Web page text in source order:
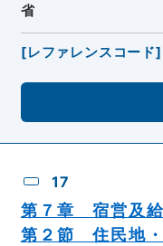
省
[レファレンスコード]
17
第７章 宿営及
第２節 住民地